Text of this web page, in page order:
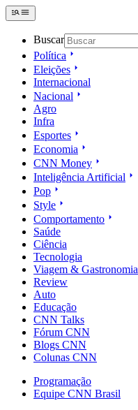
Buscar
Política
Eleições
Internacional
Nacional
Agro
Infra
Esportes
Economia
CNN Money
Inteligência Artificial
Pop
Style
Comportamento
Saúde
Ciência
Tecnologia
Viagem & Gastronomia
Review
Auto
Educação
CNN Talks
Fórum CNN
Blogs CNN
Colunas CNN
Programação
Equipe CNN Brasil